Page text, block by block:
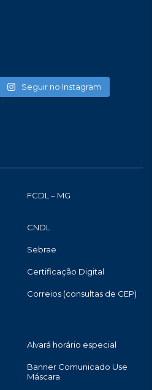
Seguir no Instagram
FCDL – MG
CNDL
Sebrae
Certificação Digital
Correios (consultas de CEP)
Alvará horário especial
Banner Comunicado Use
Máscara